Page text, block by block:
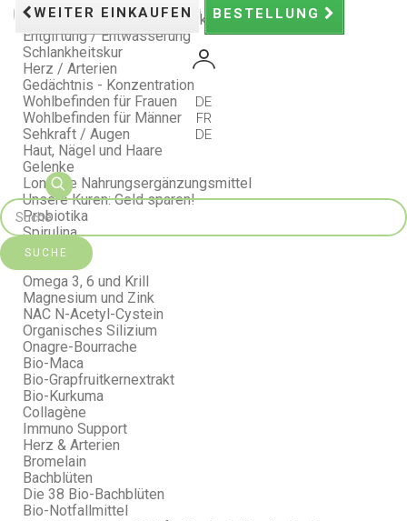
WEITER EINKAUFEN BESTELLUNG
DE
FR
DE
SUCHE
Vitalität / Natürliche Abwehrkräfte
Entgiftung / Entwässerung
Schlankheitskur
Herz / Arterien
Gedächtnis - Konzentration
Wohlbefinden für Frauen
Wohlbefinden für Männer
Sehkraft / Augen
Haut, Nägel und Haare
Gelenke
Longline Nahrungsergänzungsmittel
Unsere Kuren: Geld sparen!
Probiotika
Spirulina
Safrabiol
Omega 3, 6 und Krill
Magnesium und Zink
NAC N-Acetyl-Cystein
Organisches Silizium
Onagre-Bourrache
Bio-Maca
Bio-Grapfruitkernextrakt
Bio-Kurkuma
Collagène
Immuno Support
Herz & Arterien
Bromelain
Bachblüten
Die 38 Bio-Bachblüten
Bio-Notfallmittel